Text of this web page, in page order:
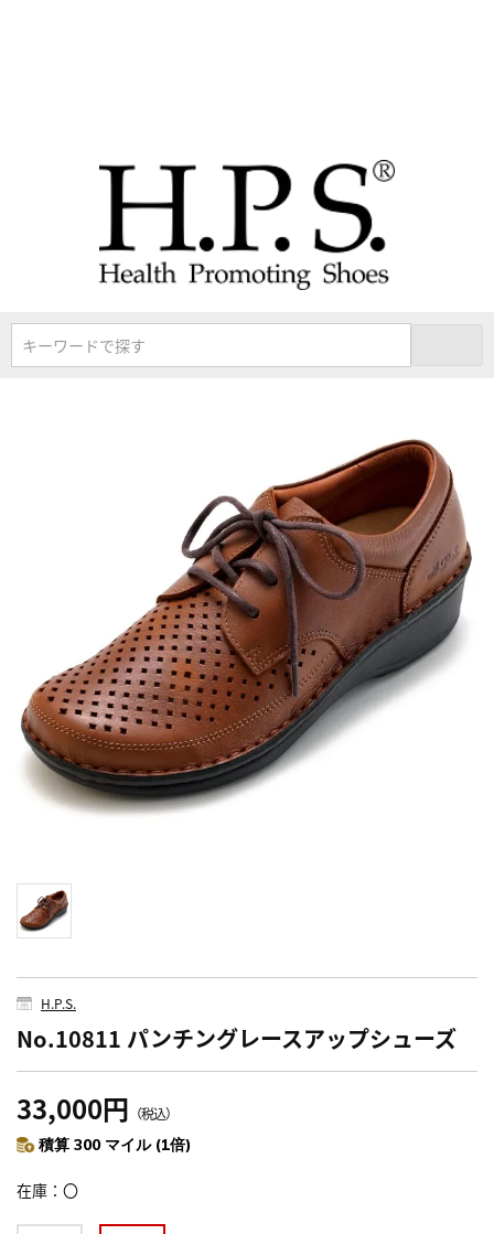
キーワードで探す
H.P.S.
No.10811 パンチングレースアップシューズ
33,000円 （税込）
積算 300 マイル (1倍)
在庫 〇